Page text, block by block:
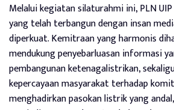
Melalui kegiatan silaturahmi ini, PLN
yang telah terbangun dengan insan
diperkuat. Kemitraan yang harmonis
mendukung penyebarluasan informasi
pembangunan ketenagalistrikan,
kepercayaan masyarakat terhadap
menghadirkan pasokan listrik yang